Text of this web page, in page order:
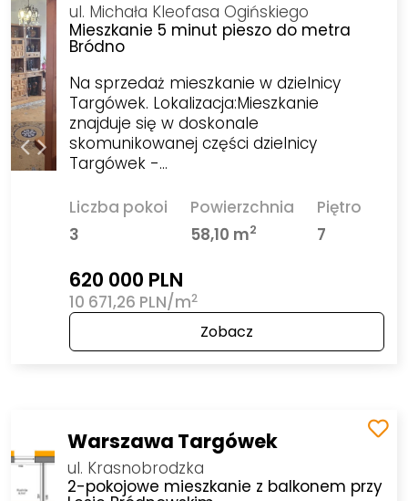
ul. Michała Kleofasa Ogińskiego
Mieszkanie 5 minut pieszo do metra
Bródno
Na sprzedaż mieszkanie w dzielnicy
Targówek. Lokalizacja:Mieszkanie
znajduje się w doskonale
skomunikowanej części dzielnicy
Targówek -…
Liczba pokoi
3
Powierzchnia
58,10 m2
Piętro
7
620 000 PLN
10 671,26 PLN/m2
Zobacz
Warszawa Targówek
ul. Krasnobrodzka
2-pokojowe mieszkanie z balkonem przy